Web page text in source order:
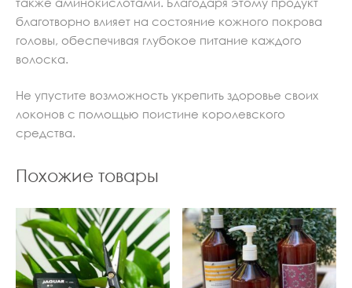
благотворно влияет на состояние кожного покрова
головы, обеспечивая глубокое питание каждого
волоска.
Не упустите возможность укрепить здоровье своих
локонов с помощью поистине королевского
средства.
Похожие товары